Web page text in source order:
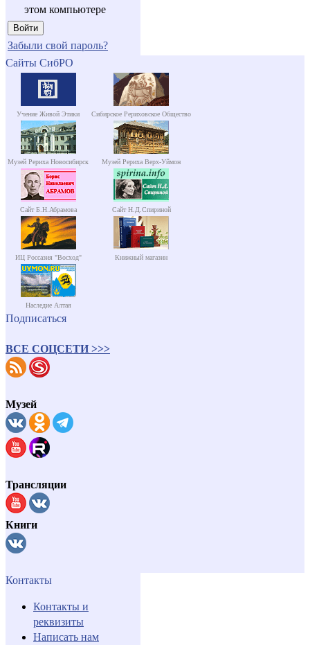
этом компьютере
Забыли свой пароль?
Сайты СибРО
Учение Живой Этики Сибирское Рериховское Общество
Музей Рериха Новосибирск Музей Рериха Верх-Уймон
Сайт Б.Н.Абрамова Сайт Н.Д.Спириной
ИЦ Россазия "Восход" Книжный магазин
Наследие Алтая
Подписаться
ВСЕ СОЦСЕТИ >>>
Музей
Трансляции
Книги
Контакты
Контакты и
реквизиты
Написать нам